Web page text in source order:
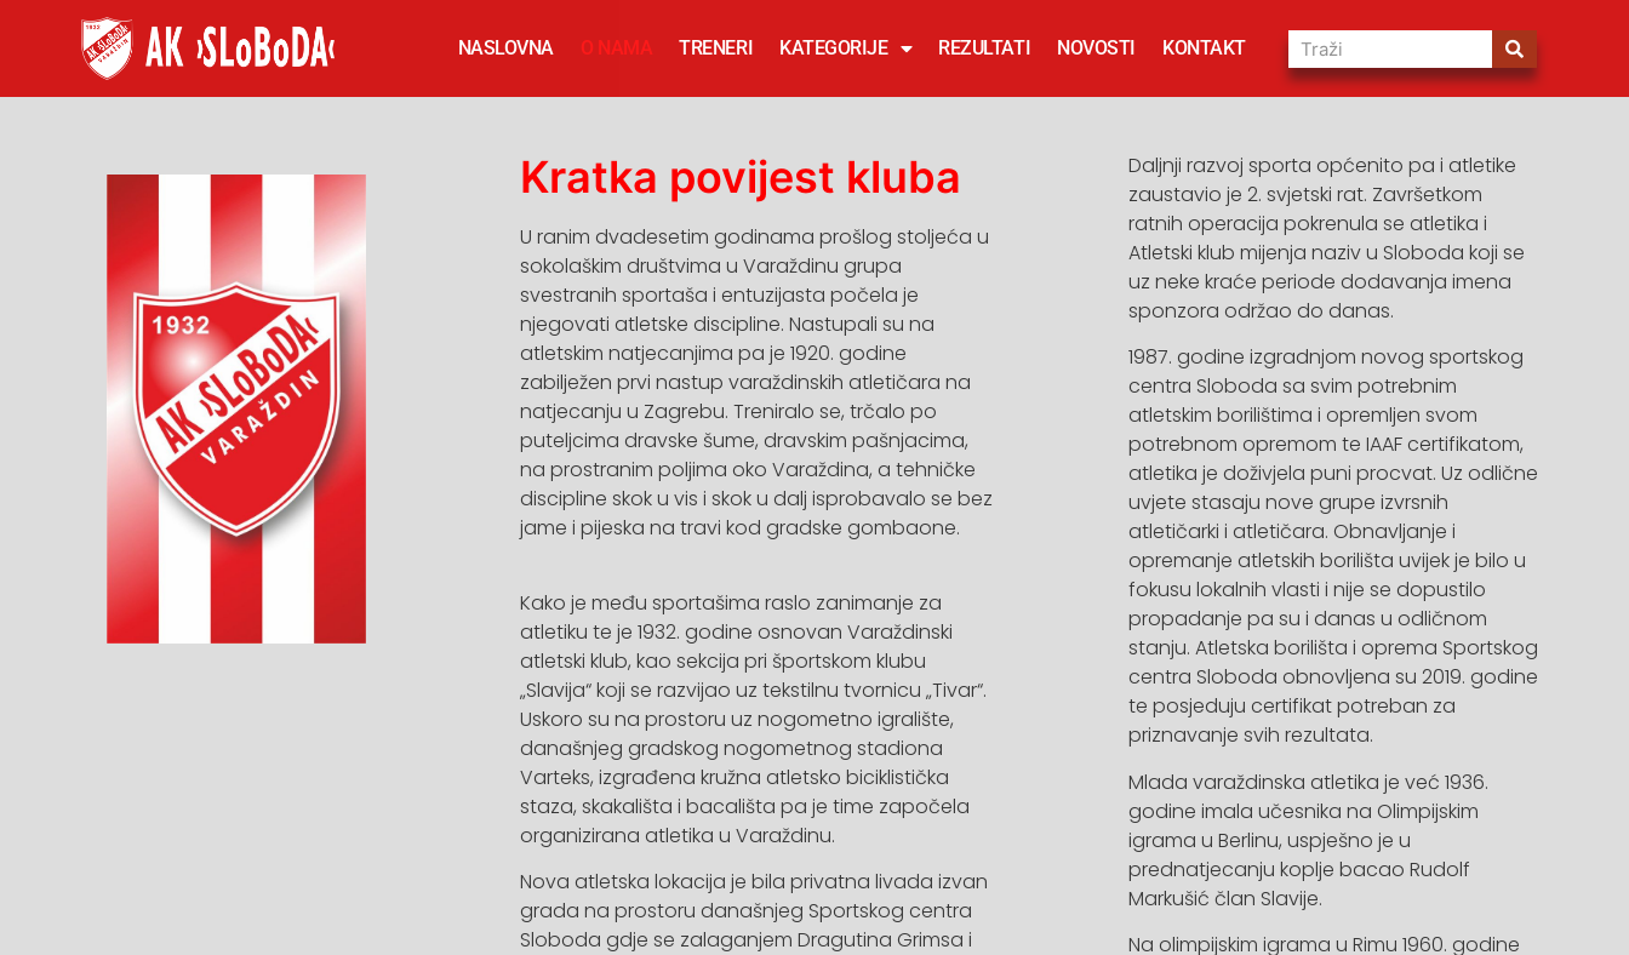
NASLOVNA O NAMA TRENERI KATEGORIJE REZULTATI NOVOSTI KONTAKT
Kratka povijest kluba
U ranim dvadesetim godinama prošlog stoljeća u
sokolaškim društvima u Varaždinu grupa
svestranih sportaša i entuzijasta počela je
njegovati atletske discipline. Nastupali su na
atletskim natjecanjima pa je 1920. godine
zabilježen prvi nastup varaždinskih atletičara na
natjecanju u Zagrebu. Treniralo se, trčalo po
puteljcima dravske šume, dravskim pašnjacima,
na prostranim poljima oko Varaždina, a tehničke
discipline skok u vis i skok u dalj isprobavalo se bez
jame i pijeska na travi kod gradske gombaone.
Kako je među sportašima raslo zanimanje za
atletiku te je 1932. godine osnovan Varaždinski
atletski klub, kao sekcija pri športskom klubu
„Slavija“ koji se razvijao uz tekstilnu tvornicu „Tivar“.
Uskoro su na prostoru uz nogometno igralište,
današnjeg gradskog nogometnog stadiona
Varteks, izgrađena kružna atletsko biciklistička
staza, skakališta i bacališta pa je time započela
organizirana atletika u Varaždinu.
Nova atletska lokacija je bila privatna livada izvan
grada na prostoru današnjeg Sportskog centra
Sloboda gdje se zalaganjem Dragutina Grimsa i
Daljnji razvoj sporta općenito pa i atletike
zaustavio je 2. svjetski rat. Završetkom
ratnih operacija pokrenula se atletika i
Atletski klub mijenja naziv u Sloboda koji se
uz neke kraće periode dodavanja imena
sponzora održao do danas.
1987. godine izgradnjom novog sportskog
centra Sloboda sa svim potrebnim
atletskim borilištima i opremljen svom
potrebnom opremom te IAAF certifikatom,
atletika je doživjela puni procvat. Uz odlične
uvjete stasaju nove grupe izvrsnih
atletičarki i atletičara. Obnavljanje i
opremanje atletskih borilišta uvijek je bilo u
fokusu lokalnih vlasti i nije se dopustilo
propadanje pa su i danas u odličnom
stanju. Atletska borilišta i oprema Sportskog
centra Sloboda obnovljena su 2019. godine
te posjeduju certifikat potreban za
priznavanje svih rezultata.
Mlada varaždinska atletika je već 1936.
godine imala učesnika na Olimpijskim
igrama u Berlinu, uspješno je u
prednatjecanju koplje bacao Rudolf
Markušić član Slavije.
Na olimpijskim igrama u Rimu 1960. godine